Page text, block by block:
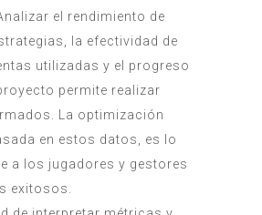
el rendimiento de
la efectividad de
utilizadas y el progreso
permite realizar
La optimización
en estos datos, es lo
a los jugadores y gestores
exitosos.